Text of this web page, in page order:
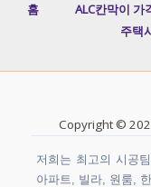
홈 ALC칸막이 가
주택
Copyright ©
저희는 최고의 시공
아파트, 빌라, 원룸,